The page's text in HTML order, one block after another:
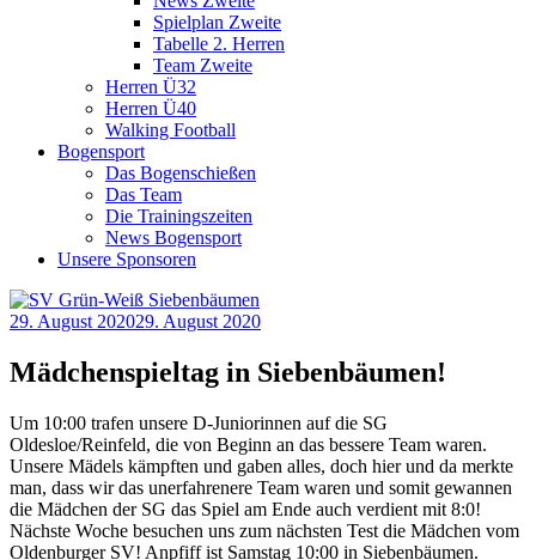
Spielplan Zweite
Tabelle 2. Herren
Team Zweite
Herren Ü32
Herren Ü40
Walking Football
Bogensport
Das Bogenschießen
Das Team
Die Trainingszeiten
News Bogensport
Unsere Sponsoren
29. August 202029. August 2020
Mädchenspieltag in Siebenbäumen!
Um 10:00 trafen unsere D-Juniorinnen auf die SG
Oldesloe/Reinfeld, die von Beginn an das bessere Team waren.
Unsere Mädels kämpften und gaben alles, doch hier und da merkte
man, dass wir das unerfahrenere Team waren und somit gewannen
die Mädchen der SG das Spiel am Ende auch verdient mit 8:0!
Nächste Woche besuchen uns zum nächsten Test die Mädchen vom
Oldenburger SV! Anpfiff ist Samstag 10:00 in Siebenbäumen.